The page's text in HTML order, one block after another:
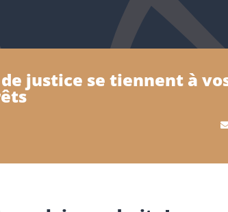
justice se tiennent à